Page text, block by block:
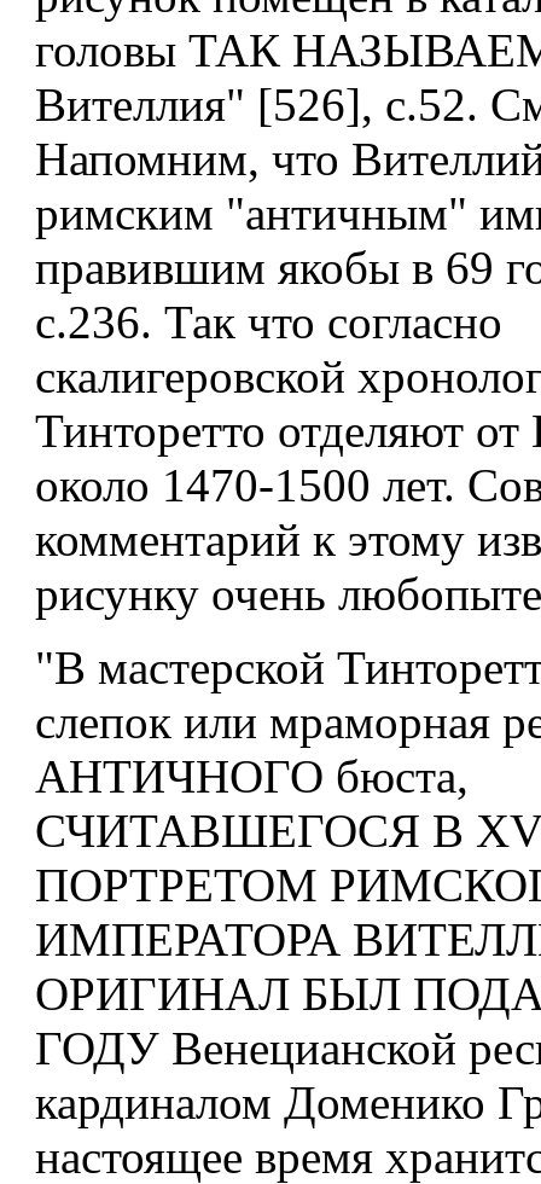
головы ТАК
Вителлия" [526], с.52.
Напомним, что Вителлий
римским "античным"
правившим якобы в 69
с.236. Так что согласно
скалигеровской
Тинторетто отделяют от
около 1470-1500 лет.
комментарий к этому
рисунку очень
"В мастерской
слепок или мраморная
АНТИЧНОГО бюста,
СЧИТАВШЕГОСЯ В
ПОРТРЕТОМ
ИМПЕРАТОРА
ОРИГИНАЛ БЫЛ
ГОДУ Венецианской
кардиналом Доменико
настоящее время